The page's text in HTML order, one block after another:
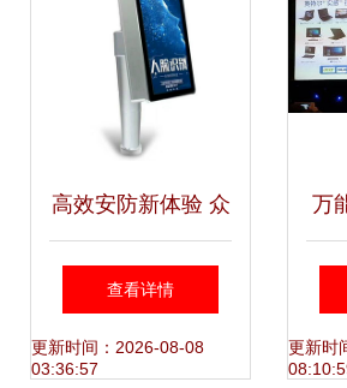
高效安防新体验 众
链网络写字楼人脸
识别智能访客系统
查看详情
更新时间：2026-08-08
03:36:57
万
人
更新时